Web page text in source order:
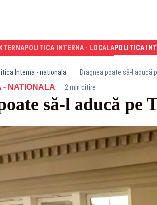
POLITICA INTERNA - LOCALAPOLITICA
Interna - nationala Dragnea poate să-l aducă
- NATIONALA· 2 min citire
să-l aducă pe